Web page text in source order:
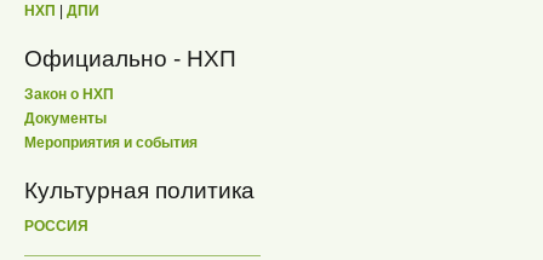
НХП | ДПИ
Официально - НХП
Закон о НХП
Документы
Мероприятия и события
Культурная политика
РОССИЯ